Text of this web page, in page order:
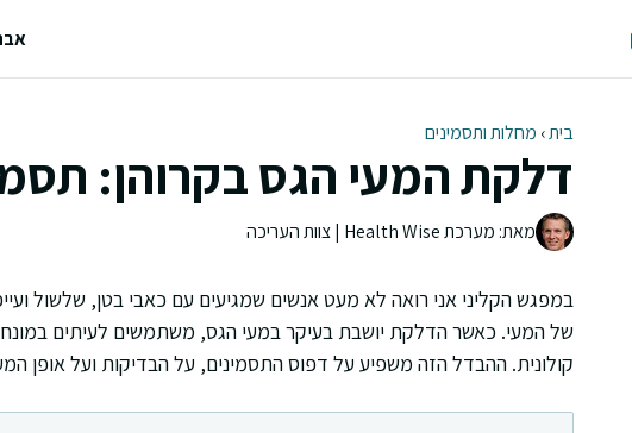
בית› מחלות ותסמינים
דלקת המעי הגס בקרוהן:
מאת: מערכת Health Wise | צוות העריכה
במפגש הקליני אני רואה לא מעט אנשים שמגיעים עם כאבי בטן, שלשול
של המעי. כאשר הדלקת יושבת בעיקר במעי הגס, משתמשים לעיתים במונח
קולונית. ההבדל הזה משפיע על דפוס התסמינים, על הבדיקות ועל אופן